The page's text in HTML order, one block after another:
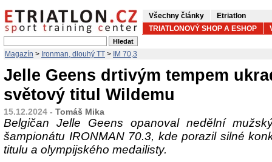
Všechny články
Etriatlon
TRIATLONOVÝ SHOP A ESHOP
Magazín > Ironman, dlouhý TT > IM 70,3
Jelle Geens drtivým tempem
světový titul Wildemu
15.12.2024 - Tomáš Mika
Belgičan Jelle Geens opanoval nedělní
šampionátu IRONMAN 70.3, kde porazil silné
titulu a olympijského medailisty.